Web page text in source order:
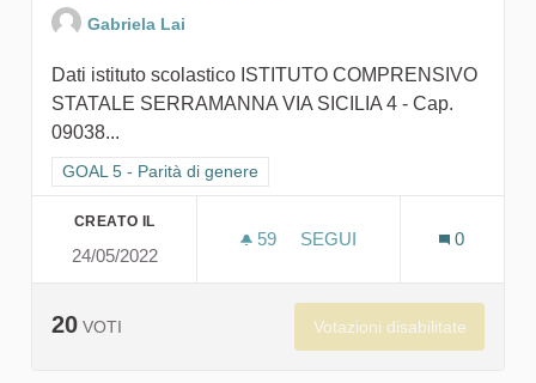
Gabriela Lai
Dati istituto scolastico ISTITUTO COMPRENSIVO
STATALE SERRAMANNA VIA SICILIA 4 - Cap.
09038...
Filtra i risultati per categoria: GOAL 5 - Parità di genere
GOAL 5 - Parità di genere
CREATO IL
24/05/2022
59 59 SOSTENITORI
SEGUI
0
20 VOTI Votazioni disabilitate